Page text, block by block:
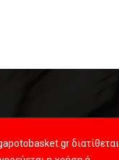
διατίθεται